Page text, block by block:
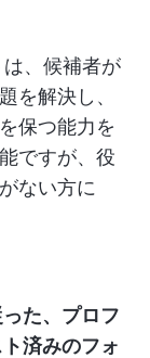
、候補者が
を解決し、
保つ能力を
ですが、役
ない方に
た、プロフ
済みのフォ